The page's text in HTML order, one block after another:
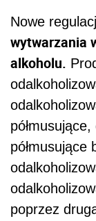
Nowe
wytwarzania
alkoholu.
półmusujące
poprzez